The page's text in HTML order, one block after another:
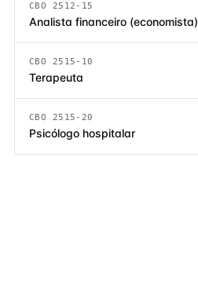
CBO 2512-15
Analista financeiro (economista)
CBO 2515-10
Terapeuta
CBO 2515-20
Psicólogo hospitalar